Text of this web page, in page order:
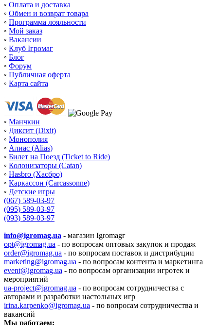
◦ Оплата и доставка
◦ Обмен и возврат товара
◦ Программа лояльности
◦ Мой заказ
◦ Вакансии
◦ Клуб Ігромаг
◦ Блог
◦ Форум
◦ Публичная оферта
◦ Карта сайта
◦ Манчкин
◦ Диксит (Dixit)
◦ Монополия
◦ Алиас (Alias)
◦ Билет на Поезд (Ticket to Ride)
◦ Колонизаторы (Catan)
◦ Hasbro (Хасбро)
◦ Каркассон (Carcassonne)
◦ Детские игры
(067) 589-03-97
(095) 589-03-97
(093) 589-03-97
info@igromag.ua - магазин Igromagг
opt@igromag.ua - по вопросам оптовых закупок и продаж
order@igromag.ua - по вопросам поставок и дистрибуции
marketing@igromag.ua - по вопросам контента и маркетинга
event@igromag.ua - по вопросам организации игротек и
мероприятий
ua-project@igromag.ua - по вопросам сотрудничества с
авторами и разработки настольных игр
irina.karpenko@igromag.ua - по вопросам сотрудничества и
вакансий
Мы работаем: